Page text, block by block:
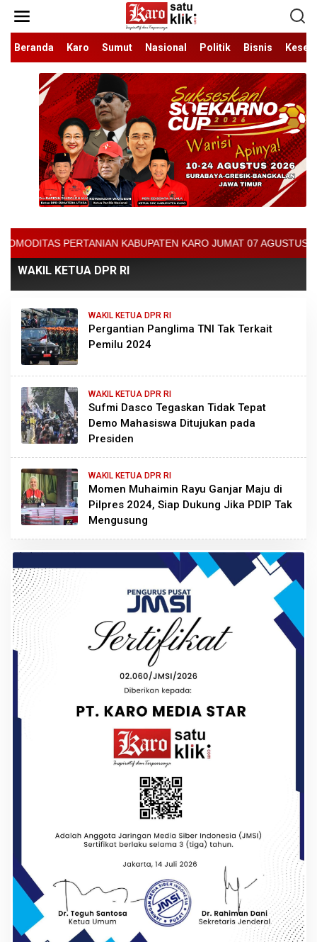
konten
Beranda
Karo Sumut Nasional Politik Bisnis
KABUPATEN KARO JUMAT 07 AGUSTUS 2026 -
WAKIL KETUA DPR RI
WAKIL KETUA DPR RI
Pergantian Panglima TNI Tak Terkait
Pemilu 2024
WAKIL KETUA DPR RI
Sufmi Dasco Tegaskan Tidak Tepat
Demo Mahasiswa Ditujukan pada
Presiden
WAKIL KETUA DPR RI
Momen Muhaimin Rayu Ganjar Maju di
Pilpres 2024, Siap Dukung Jika PDIP Tak
Mengusung